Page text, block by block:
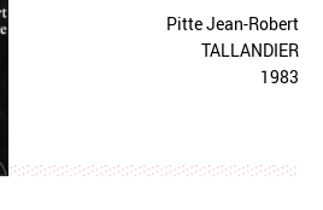
Pitte Jean-Robert
TALLANDIER
1983